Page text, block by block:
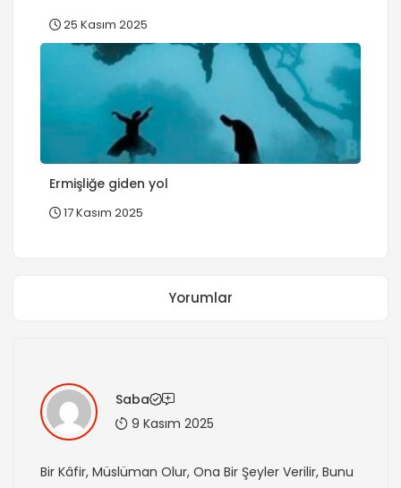
25 Kasım 2025
Ermişliğe giden yol
17 Kasım 2025
Yorumlar
Saba
9 Kasım 2025
Bir Kâfir, Müslüman Olur, Ona Bir Şeyler Verilir, Bunu